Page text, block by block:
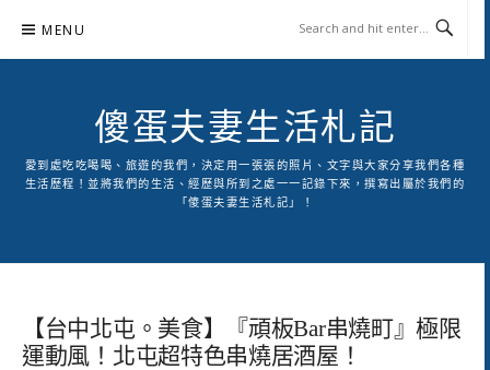
content
MENU
傻蛋夫妻生活札記
愛到處吃吃喝喝、旅遊的我們，決定用一張張的照片、文字與大家分享我們各種
生活歷程！並將我們的生活、經歷與所到之處一一記錄下來，撰寫出屬於我們的
「傻蛋夫妻生活札記」！
【台中北屯。美食】『頑板Bar串燒町』極限
運動風！北屯超特色串燒居酒屋！